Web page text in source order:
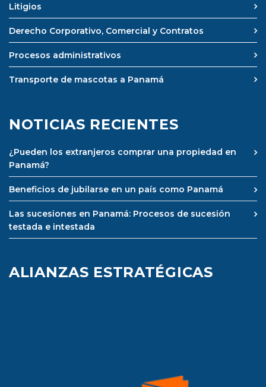
Litigios
Derecho Corporativo, Comercial y Contratos
Procesos administrativos
Transporte de mascotas a Panamá
NOTICIAS RECIENTES
¿Pueden los extranjeros comprar una propiedad en
Panamá?
Beneficios de jubilarse en un país como Panamá
Las sucesiones en Panamá: Procesos de sucesión
testada e intestada
ALIANZAS ESTRATÉGICAS